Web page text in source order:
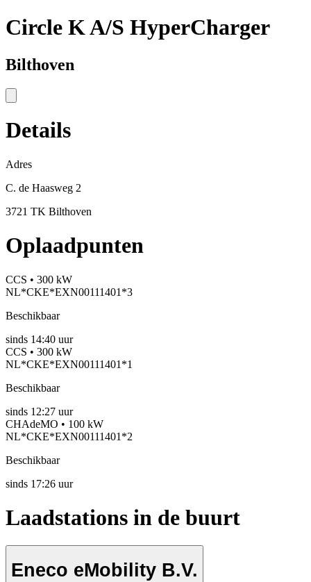
Circle K A/S HyperCharger
Bilthoven
Details
Adres
C. de Haasweg 2
3721 TK Bilthoven
Oplaadpunten
CCS • 300 kW
NL*CKE*EXN00111401*3
Beschikbaar
sinds 14:40 uur
CCS • 300 kW
NL*CKE*EXN00111401*1
Beschikbaar
sinds 12:27 uur
CHAdeMO • 100 kW
NL*CKE*EXN00111401*2
Beschikbaar
sinds 17:26 uur
Laadstations in de buurt
Eneco eMobility B.V.